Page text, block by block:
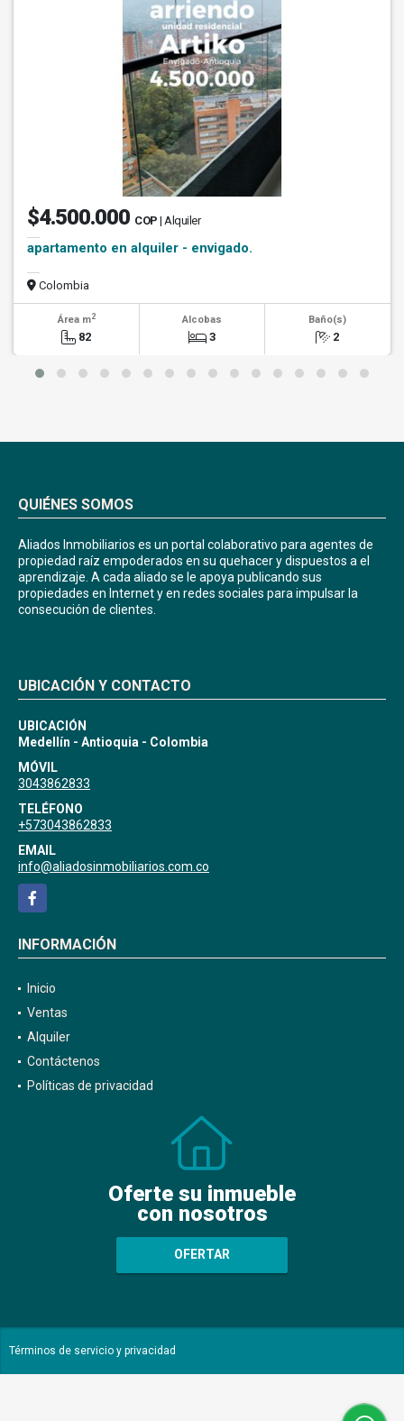
$4.500.000 COP | Alquiler
apartamento en alquiler - envigado.
Colombia
Área m2
82
Alcobas
3
Baño(s)
2
QUIÉNES SOMOS
Aliados Inmobiliarios es un portal colaborativo para agentes de
propiedad raíz empoderados en su quehacer y dispuestos a el
aprendizaje. A cada aliado se le apoya publicando sus
propiedades en Internet y en redes sociales para impulsar la
consecución de clientes.
UBICACIÓN Y CONTACTO
UBICACIÓN
Medellín - Antioquia - Colombia
MÓVIL
3043862833
TELÉFONO
+573043862833
EMAIL
info@aliadosinmobiliarios.com.co
Facebook
INFORMACIÓN
Inicio
Ventas
Alquiler
Contáctenos
Políticas de privacidad
Oferte su inmueble
con nosotros
OFERTAR
Términos de servicio y privacidad